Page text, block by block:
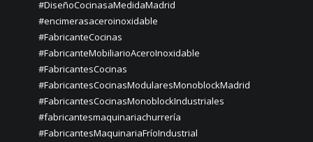
#DiseñoCocinasaMedidaMadrid
#encimerasaceroinoxidable
#FabricanteCocinas
#FabricanteMobiliarioAceroInoxidable
#FabricantesCocinas
#FabricantesCocinasModularesMonoblockMadrid
#FabricantesCocinasMonoblockIndustriales
#fabricantesmaquinariachurrería
#FabricantesMaquinariaFríoIndustrial